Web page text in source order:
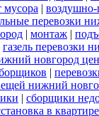
мусора | воздушно-
перевозки
| монтаж |
газель перевозки
новгород
|
нижний
| сборщики
в квартире